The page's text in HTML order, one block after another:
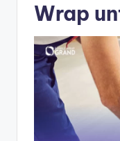
Wrap